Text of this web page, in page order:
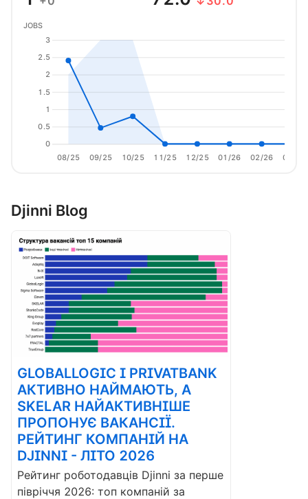
08/25 09/25 10/25 11/25 12/25 01/26 02/26 03/26
0
0.5
1
1.5
2
2.5
3
JOBS
Djinni Blog
GLOBALLOGIC І PRIVATBANK
АКТИВНО НАЙМАЮТЬ, А
SKELAR НАЙАКТИВНІШЕ
ПРОПОНУЄ ВАКАНСІЇ.
РЕЙТИНГ КОМПАНІЙ НА
DJINNI - ЛІТО 2026
Рейтинг роботодавців Djinni за перше
півріччя 2026: топ компаній за